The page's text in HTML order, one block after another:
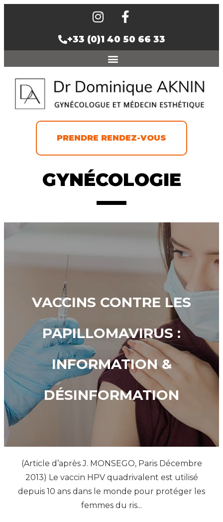
+33 (0)1 40 50 66 33
PRENDRE RENDEZ-VOUS
GYNÉCOLOGIE
VACCINS CONTRE LES
PAPILLOMAVIRUS :
INFORMATION &
DÉSINFORMATION
(Article d’après J. MONSEGO, Paris Décembre
2013) Le vaccin HPV quadrivalent est utilisé
depuis 10 ans dans le monde pour protéger les
femmes du ris...